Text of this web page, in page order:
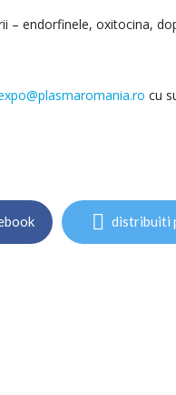
– endorfinele, oxitocina,
cu
distribuiti